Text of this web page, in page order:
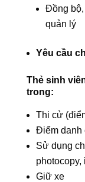
Đồng
quản lý
Yêu cầu
Thẻ sinh
trong:
Thi cử
Điểm danh
Sử dụng
Giữ xe